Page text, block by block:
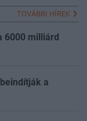
TOVÁBBI HÍREK
6000 milliárd
a